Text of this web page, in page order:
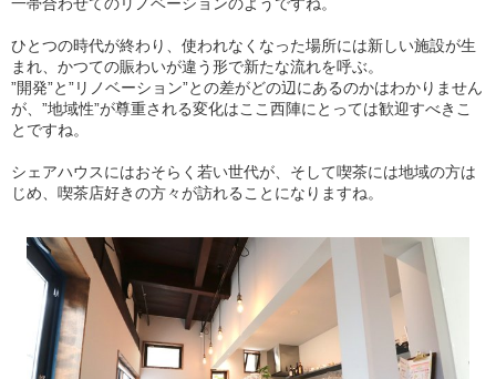
一帯合わせてのリノベーションのようですね。
ひとつの時代が終わり、使われなくなった場所には新しい施設が生
まれ、かつての賑わいが違う形で新たな流れを呼ぶ。
”開発”と”リノベーション”との差がどの辺にあるのかはわかりません
が、”地域性”が尊重される変化はここ西陣にとっては歓迎すべきこ
とですね。
シェアハウスにはおそらく若い世代が、そして喫茶には地域の方は
じめ、喫茶店好きの方々が訪れることになりますね。